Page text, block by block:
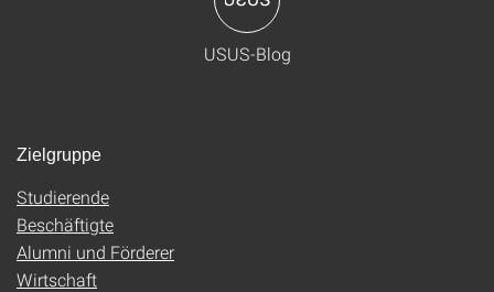
USUS-Blog
Zielgruppe
Studierende
Beschäftigte
Alumni und Förderer
Wirtschaft